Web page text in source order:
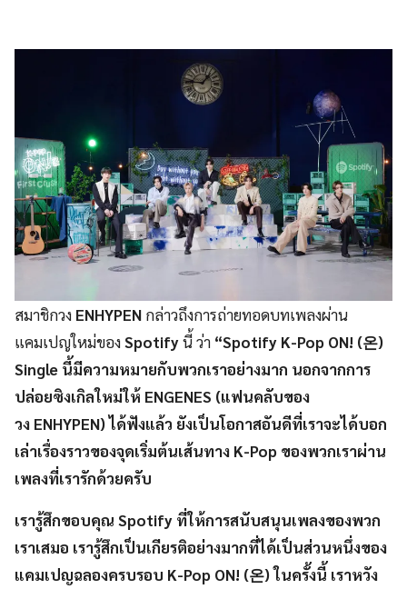
สมาชิกวง ENHYPEN กล่าวถึงการถ่ายทอดบทเพลงผ่าน
แคมเปญใหม่ของSpotifyนี้ ว่า “Spotify K-Pop ON! (온)
Single นี้มีความหมายกับพวกเราอย่างมาก นอกจากการ
ปล่อยซิงเกิลใหม่ให้ ENGENES (แฟนคลับของ
วง ENHYPEN) ได้ฟังแล้ว ยังเป็นโอกาสอันดีที่เราจะได้บอก
เล่าเรื่องราวของจุดเริ่มต้นเส้นทาง K-Pop ของพวกเราผ่าน
เพลงที่เรารักด้วยครับ
เรารู้สึกขอบคุณ Spotify ที่ให้การสนับสนุนเพลงของพวก
เราเสมอ เรารู้สึกเป็นเกียรติอย่างมากที่ได้เป็นส่วนหนึ่งของ
แคมเปญฉลองครบรอบ K-Pop ON! (온) ในครั้งนี้ เราหวัง